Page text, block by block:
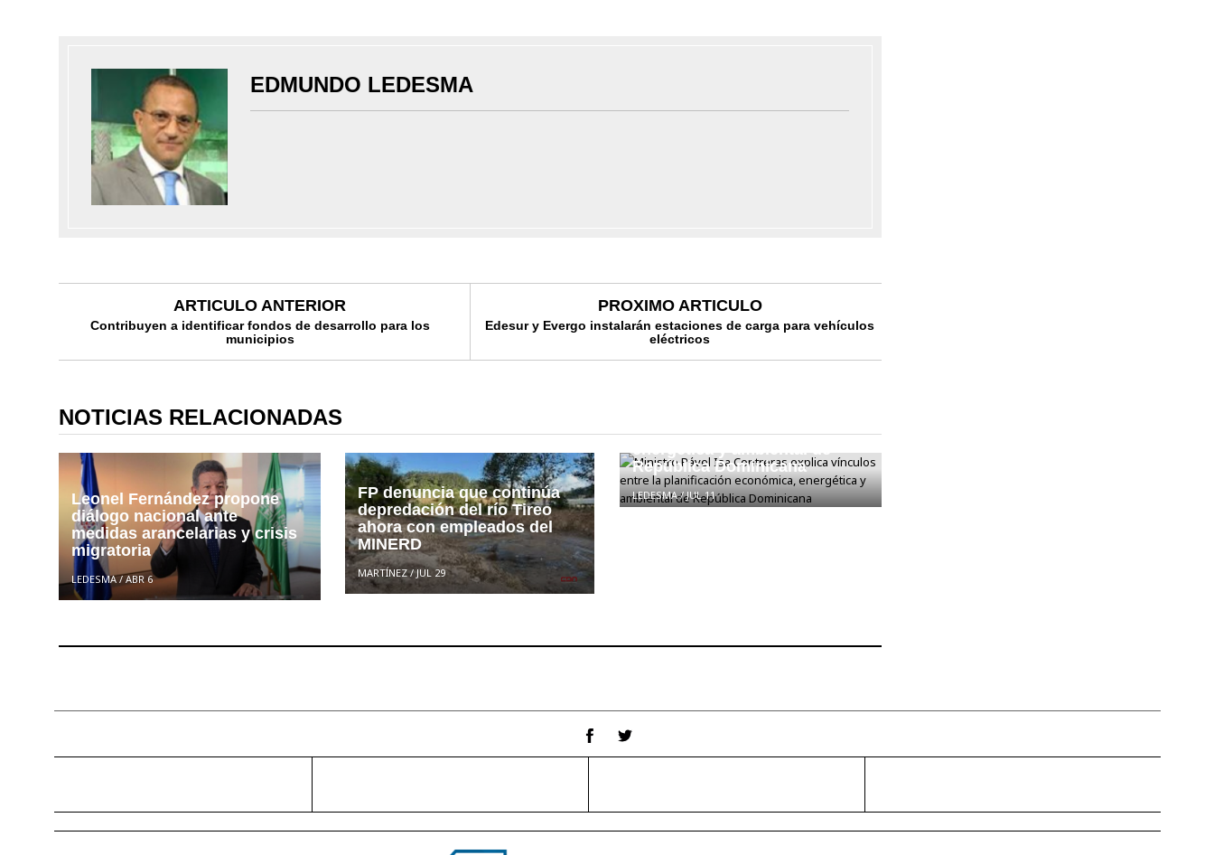
EDMUNDO LEDESMA
ARTICULO ANTERIOR
Contribuyen a identificar fondos de desarrollo para los
municipios
PROXIMO ARTICULO
Edesur y Evergo instalarán estaciones de carga para vehículos
eléctricos
NOTICIAS RELACIONADAS
Leonel Fernández propone
diálogo nacional ante
medidas arancelarias y crisis
migratoria
LEDESMA/ABR 6
FP denuncia que continúa
depredación del río Tireo
ahora con empleados del
MINERD
MARTÍNEZ/JUL 29
planificación económica,
energética y ambiental de
República Dominicana
LEDESMA/JUL 11